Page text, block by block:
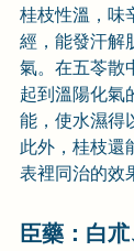
桂枝性溫，味
經，能發汗解
氣。在五苓散
起到溫陽化氣
能，使水濕得
此外，桂枝還
表裡同治的效
臣藥： 白